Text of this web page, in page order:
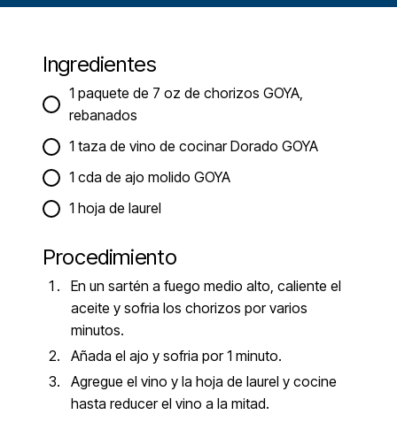
Ingredientes
1 paquete de 7 oz de chorizos GOYA,
rebanados
1 taza de vino de cocinar Dorado GOYA
1 cda de ajo molido GOYA
1 hoja de laurel
Procedimiento
En un sartén a fuego medio alto, caliente el
aceite y sofria los chorizos por varios
minutos.
Añada el ajo y sofria por 1 minuto.
Agregue el vino y la hoja de laurel y cocine
hasta reducer el vino a la mitad.